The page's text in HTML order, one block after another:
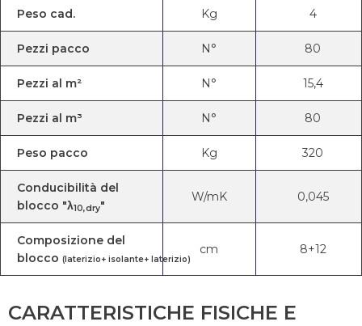
Peso cad. Kg 4
Pezzi pacco N° 80
Pezzi al m² N° 15,4
Pezzi al m³ N° 80
Peso pacco Kg 320
Conducibilità del
blocco "λ10,dry"
W/mK 0,045
Composizione del
blocco (laterizio+ isolante+ laterizio)
cm 8+12
CARATTERISTICHE FISICHE E